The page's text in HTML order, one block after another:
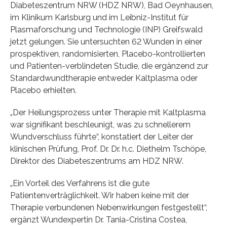
Diabeteszentrum NRW (HDZ NRW), Bad Oeynhausen,
im Klinikum Karlsburg und im Leibniz-Institut für
Plasmaforschung und Technologie (INP) Greifswald
jetzt gelungen. Sie untersuchten 62 Wunden in einer
prospektiven, randomisierten, Placebo-kontrollierten
und Patienten-verblindeten Studie, die ergänzend zur
Standardwundtherapie entweder Kaltplasma oder
Placebo erhielten.
„Der Heilungsprozess unter Therapie mit Kaltplasma
war signifikant beschleunigt, was zu schnellerem
Wundverschluss führte“, konstatiert der Leiter der
klinischen Prüfung, Prof. Dr. Dr. h.c. Diethelm Tschöpe,
Direktor des Diabeteszentrums am HDZ NRW.
„Ein Vorteil des Verfahrens ist die gute
Patientenverträglichkeit. Wir haben keine mit der
Therapie verbundenen Nebenwirkungen festgestellt“,
ergänzt Wundexpertin Dr. Tania-Cristina Costea,